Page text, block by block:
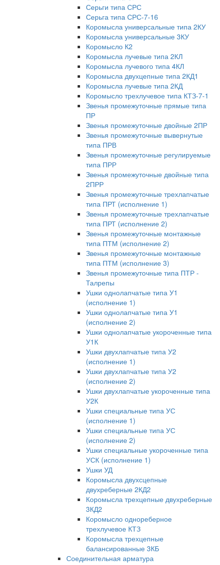
Серьги типа СРС
Серьга типа СРС-7-16
Коромысла универсальные типа 2КУ
Коромысла универсальные 3КУ
Коромысло К2
Коромысла лучевые типа 2КЛ
Коромысла лучевого типа 4КЛ
Коромысла двухцепные типа 2КД1
Коромысла лучевые типа 2КД
Коромысло трехлучевое типа КТЗ-7-1
Звенья промежуточные прямые типа
ПР
Звенья промежуточные двойные 2ПР
Звенья промежуточные вывернутые
типа ПРВ
Звенья промежуточные регулируемые
типа ПРР
Звенья промежуточные двойные типа
2ПРР
Звенья промежуточные трехлапчатые
типа ПРТ (исполнение 1)
Звенья промежуточные трехлапчатые
типа ПРТ (исполнение 2)
Звенья промежуточные монтажные
типа ПТМ (исполнение 2)
Звенья промежуточные монтажные
типа ПТМ (исполнение 3)
Звенья промежуточные типа ПТР -
Талрепы
Ушки однолапчатые типа У1
(исполнение 1)
Ушки однолапчатые типа У1
(исполнение 2)
Ушки однолапчатые укороченные типа
У1К
Ушки двухлапчатые типа У2
(исполнение 1)
Ушки двухлапчатые типа У2
(исполнение 2)
Ушки двухлапчатые укороченные типа
У2К
Ушки специальные типа УС
(исполнение 1)
Ушки специальные типа УС
(исполнение 2)
Ушки специальные укороченные типа
УСК (исполнение 1)
Ушки УД
Коромысла двухсцепные
двухреберные 2КД2
Коромысла трехцепные двухреберные
3КД2
Коромысло однореберное
трехлучевое КТЗ
Коромысла трехцепные
балансированные 3КБ
Соединительная арматура